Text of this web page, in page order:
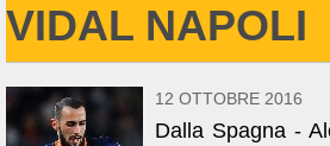
VIDAL NAPOLI
12 OTTOBRE 2016
Dalla Spagna -